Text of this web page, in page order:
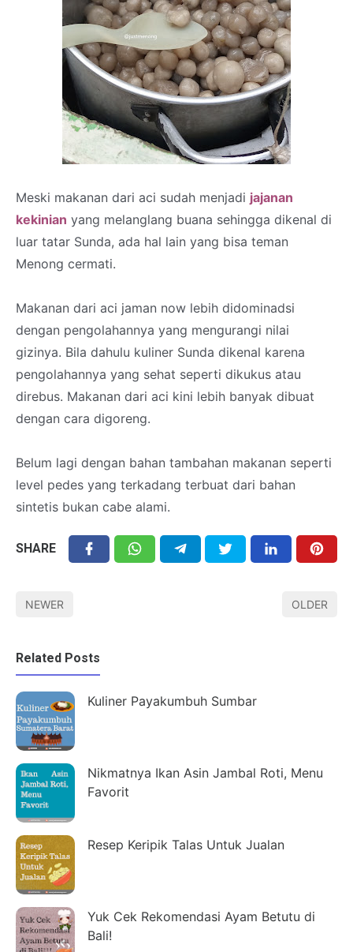
Meski makanan dari aci sudah menjadi jajanan
kekinian yang melanglang buana sehingga dikenal di
luar tatar Sunda, ada hal lain yang bisa teman
Menong cermati.
Makanan dari aci jaman now lebih didominadsi
dengan pengolahannya yang mengurangi nilai
gizinya. Bila dahulu kuliner Sunda dikenal karena
pengolahannya yang sehat seperti dikukus atau
direbus. Makanan dari aci kini lebih banyak dibuat
dengan cara digoreng.
Belum lagi dengan bahan tambahan makanan seperti
level pedes yang terkadang terbuat dari bahan
sintetis bukan cabe alami.
SHARE
NEWER OLDER
Related Posts
Kuliner Payakumbuh Sumbar
Nikmatnya Ikan Asin Jambal Roti, Menu
Favorit
Resep Keripik Talas Untuk Jualan
Yuk Cek Rekomendasi Ayam Betutu di
Bali!